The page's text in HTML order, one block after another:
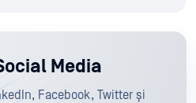
Media
Facebook, Twitter și